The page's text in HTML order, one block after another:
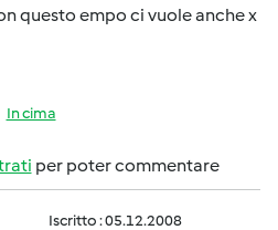
questo empo ci vuole anche x
In cima
per poter commentare
Iscritto : 05.12.2008